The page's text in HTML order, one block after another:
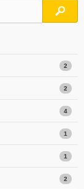
検索
2
2
4
1
1
2